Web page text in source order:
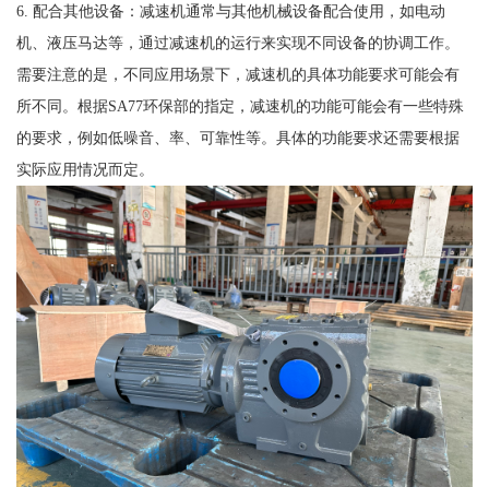
6. 配合其他设备：减速机通常与其他机械设备配合使用，如电动
机、液压马达等，通过减速机的运行来实现不同设备的协调工作。
需要注意的是，不同应用场景下，减速机的具体功能要求可能会有
所不同。根据SA77环保部的指定，减速机的功能可能会有一些特殊
的要求，例如低噪音、率、可靠性等。具体的功能要求还需要根据
实际应用情况而定。